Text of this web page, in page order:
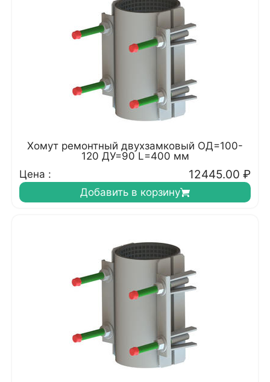
Хомут ремонтный двухзамковый ОД=100-
120 ДУ=90 L=400 мм
Цена :
12445.00 ₽
Добавить в корзину